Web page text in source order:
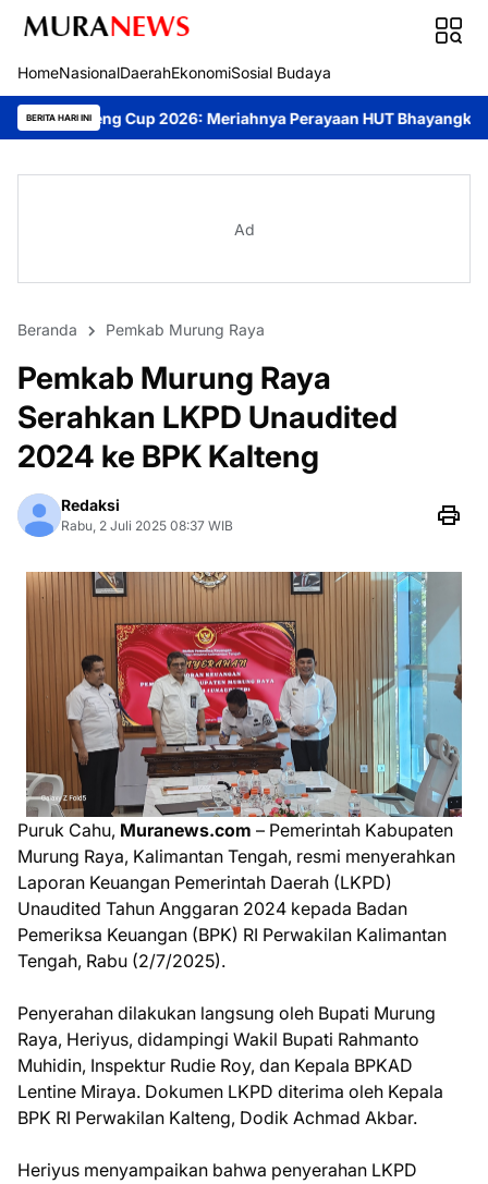
HomeNasionalDaerahEkonomiSosial Budaya
BERITA HARI INI
Meriahnya Perayaan HUT Bhayangkara ke-80 di Palangka
Ad
Beranda Pemkab Murung Raya
Pemkab Murung Raya
Serahkan LKPD Unaudited
2024 ke BPK Kalteng
Redaksi
Rabu, 2 Juli 2025 08:37 WIB
Puruk Cahu, Muranews.com – Pemerintah Kabupaten
Murung Raya, Kalimantan Tengah, resmi menyerahkan
Laporan Keuangan Pemerintah Daerah (LKPD)
Unaudited Tahun Anggaran 2024 kepada Badan
Pemeriksa Keuangan (BPK) RI Perwakilan Kalimantan
Tengah, Rabu (2/7/2025).
Penyerahan dilakukan langsung oleh Bupati Murung
Raya, Heriyus, didampingi Wakil Bupati Rahmanto
Muhidin, Inspektur Rudie Roy, dan Kepala BPKAD
Lentine Miraya. Dokumen LKPD diterima oleh Kepala
BPK RI Perwakilan Kalteng, Dodik Achmad Akbar.
Heriyus menyampaikan bahwa penyerahan LKPD